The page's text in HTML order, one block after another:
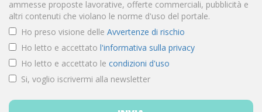
ammesse proposte lavorative, offerte commerciali, pubblicità e
altri contenuti che violano le norme d'uso del portale.
Ho preso visione delle Avvertenze di rischio
Ho letto e accettato l'informativa sulla privacy
Ho letto e accettato le condizioni d'uso
Si, voglio iscrivermi alla newsletter